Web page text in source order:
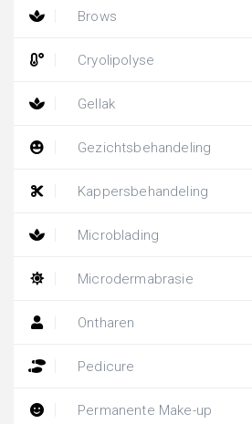
Brows
Cryolipolyse
Gellak
Gezichtsbehandeling
Kappersbehandeling
Microblading
Microdermabrasie
Ontharen
Pedicure
Permanente Make-up